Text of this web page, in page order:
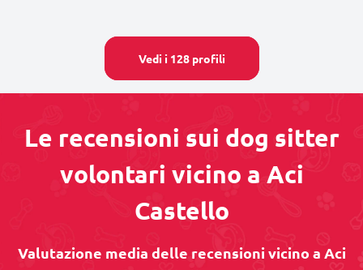
Vedi i 128 profili
Le recensioni sui dog sitter
volontari vicino a Aci
Castello
Valutazione media delle recensioni vicino a Aci